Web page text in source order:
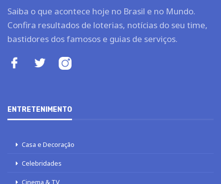
Saiba o que acontece hoje no Brasil e no Mundo.
Confira resultados de loterias, notícias do seu time,
bastidores dos famosos e guias de serviços.
ENTRETENIMENTO
Casa e Decoração
Celebridades
Cinema & TV